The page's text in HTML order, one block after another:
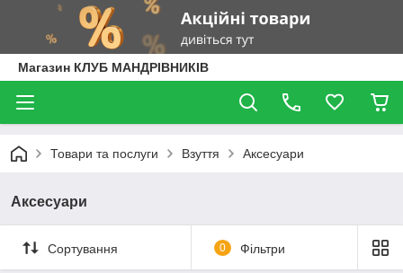
Магазин КЛУБ МАНДРІВНИКІВ
Товари та послуги Взуття Аксесуари
Аксесуари
Сортування 0 Фільтри